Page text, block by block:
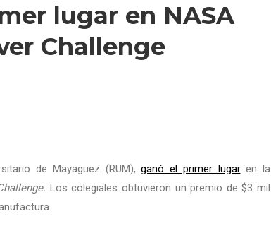
lugar en NASA
Challenge
de Mayagüez (RUM),ganó el primer lugaren la
Los colegiales obtuvieron un premio de $3 mil